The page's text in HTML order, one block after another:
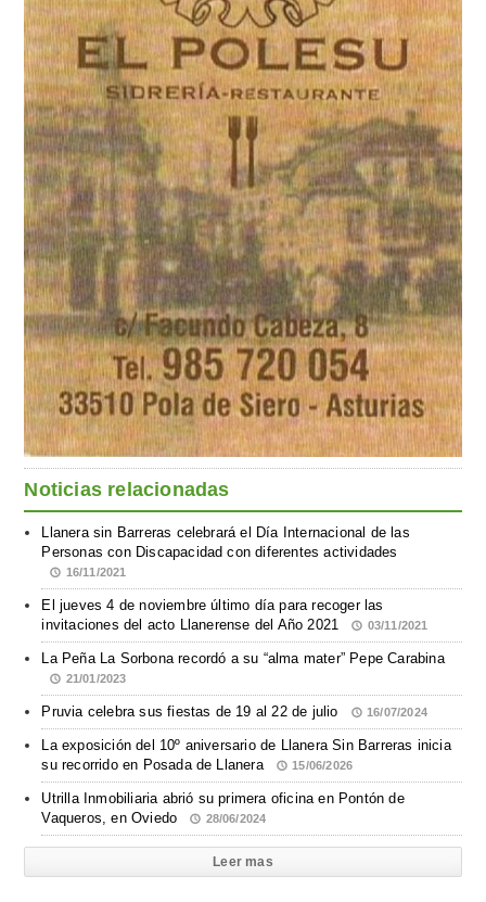
Noticias relacionadas
Llanera sin Barreras celebrará el Día Internacional de las
Personas con Discapacidad con diferentes actividades
16/11/2021
El jueves 4 de noviembre último día para recoger las
invitaciones del acto Llanerense del Año 2021
03/11/2021
La Peña La Sorbona recordó a su “alma mater” Pepe Carabina
21/01/2023
Pruvia celebra sus fiestas de 19 al 22 de julio 16/07/2024
La exposición del 10º aniversario de Llanera Sin Barreras inicia
su recorrido en Posada de Llanera
15/06/2026
Utrilla Inmobiliaria abrió su primera oficina en Pontón de
Vaqueros, en Oviedo
28/06/2024
Leer mas